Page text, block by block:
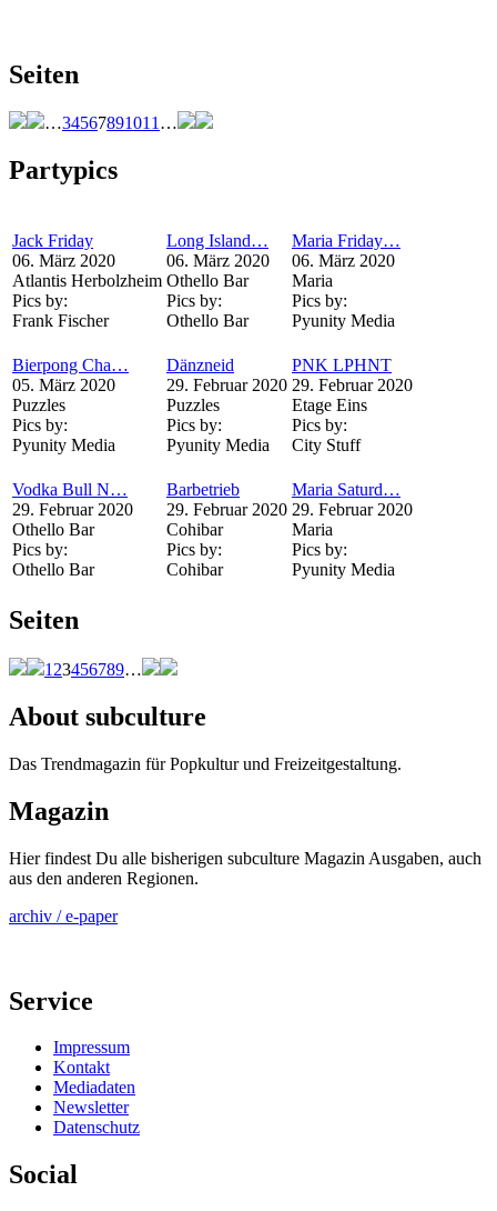
Seiten
…34567891011…
Partypics
Jack Friday
06. März 2020
Atlantis Herbolzheim
Pics by:
Frank Fischer
Long Island…
06. März 2020
Othello Bar
Pics by:
Othello Bar
Maria Friday…
06. März 2020
Maria
Pics by:
Pyunity Media
Bierpong Cha…
05. März 2020
Puzzles
Pics by:
Pyunity Media
Dänzneid
29. Februar 2020
Puzzles
Pics by:
Pyunity Media
PNK LPHNT
29. Februar 2020
Etage Eins
Pics by:
City Stuff
Vodka Bull N…
29. Februar 2020
Othello Bar
Pics by:
Othello Bar
Barbetrieb
29. Februar 2020
Cohibar
Pics by:
Cohibar
Maria Saturd…
29. Februar 2020
Maria
Pics by:
Pyunity Media
Seiten
1 23456789…
About subculture
Das Trendmagazin für Popkultur und Freizeitgestaltung.
Magazin
Hier findest Du alle bisherigen subculture Magazin Ausgaben, auch
aus den anderen Regionen.
archiv / e-paper
Service
Impressum
Kontakt
Mediadaten
Newsletter
Datenschutz
Social